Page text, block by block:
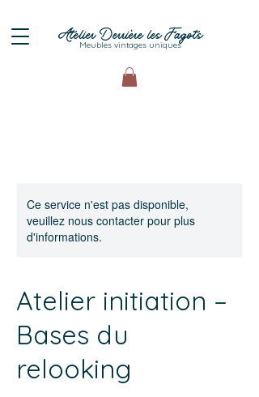
Atelier Derrière les Fagots
Meubles vintages uniques
Ce service n'est pas disponible,
veuillez nous contacter pour plus
d'informations.
Atelier initiation –
Bases du
relooking